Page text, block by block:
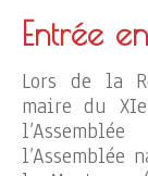
Entrée
Lors de la
maire du